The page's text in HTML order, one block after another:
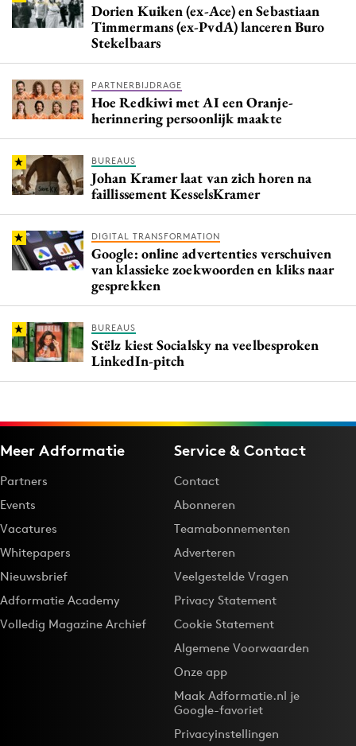
Dorien Kuiken (ex-Ace) en Sebastiaan
Timmermans (ex-PvdA) lanceren Buro
Stekelbaars
PARTNERBIJDRAGE
Hoe Redkiwi met AI een Oranje-
herinnering persoonlijk maakte
BUREAUS
Johan Kramer laat van zich horen na
faillissement KesselsKramer
DIGITAL TRANSFORMATION
Google: online advertenties verschuiven
van klassieke zoekwoorden en kliks naar
gesprekken
BUREAUS
Stëlz kiest Socialsky na veelbesproken
LinkedIn-pitch
Meer Adformatie
Partners
Events
Vacatures
Whitepapers
Nieuwsbrief
Adformatie Academy
Volledig Magazine Archief
Service & Contact
Contact
Abonneren
Teamabonnementen
Adverteren
Veelgestelde Vragen
Privacy Statement
Cookie Statement
Algemene Voorwaarden
Onze app
Maak Adformatie.nl je
Google-favoriet
Privacyinstellingen